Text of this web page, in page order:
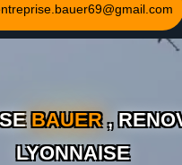
BAUER,
LYONNAISE